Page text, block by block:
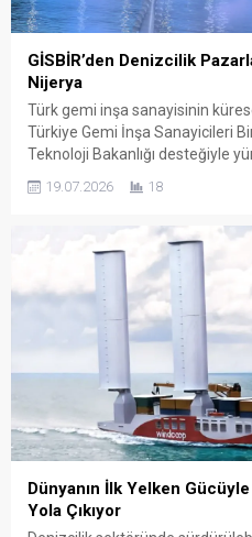
GİSBİR’den Denizcilik
Nijerya
Türk gemi inşa sanayisinin
Türkiye Gemi İnşa Sanayicileri
Teknoloji Bakanlığı desteğiyle
serisi başlatıyor. Türk
stratejik durağı Nijerya olarak...
19.07.2026 18
Dünyanın İlk Yelken
Yola Çıkıyor